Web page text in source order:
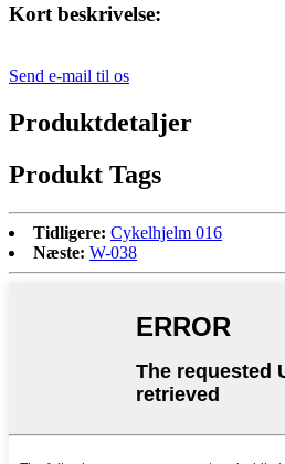
Kort beskrivelse:
Send e-mail til os
Produktdetaljer
Produkt Tags
Tidligere: Cykelhjelm 016
Næste: W-038